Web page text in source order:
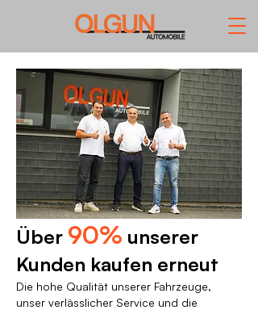
Über 90% unserer
Kunden kaufen erneut
Die hohe Qualität unserer Fahrzeuge,
unser verlässlicher Service und die